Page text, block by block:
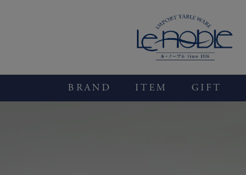
BRAND ITEM GIFT